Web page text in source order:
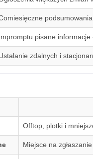
pisane informacje
zdalnych i
Offtop, plotki i
Miejsce na